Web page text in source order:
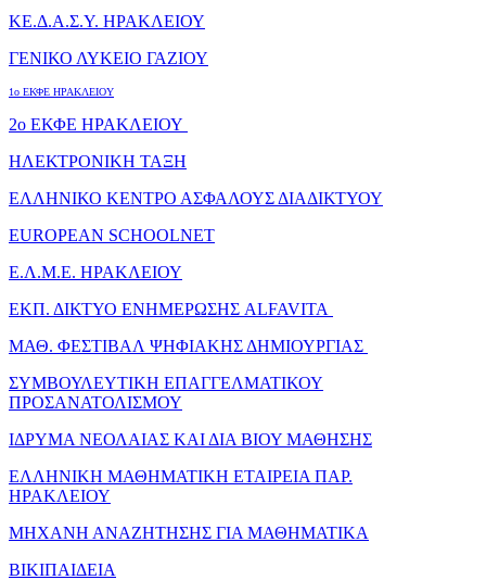
ΚΕ.Δ.Α.Σ.Υ. ΗΡΑΚΛΕΙΟΥ
ΓΕΝΙΚΟ ΛΥΚΕΙΟ ΓΑΖΙΟΥ
1o ΕΚΦΕ ΗΡΑΚΛΕΙΟΥ
2o ΕΚΦΕ ΗΡΑΚΛΕΙΟΥ
ΗΛΕΚΤΡΟΝΙΚΗ ΤΑΞΗ
ΕΛΛΗΝΙΚΟ ΚΕΝΤΡΟ ΑΣΦΑΛΟΥΣ ΔΙΑΔΙΚΤΥΟΥ
EUROPEAN SCHOOLNET
Ε.Λ.Μ.Ε. ΗΡΑΚΛΕΙΟΥ
ΕΚΠ. ΔΙΚΤΥΟ ΕΝΗΜΕΡΩΣΗΣ ALFAVITA
ΜΑΘ. ΦΕΣΤΙΒΑΛ ΨΗΦΙΑΚΗΣ ΔΗΜΙΟΥΡΓΙΑΣ
ΣΥΜΒΟΥΛΕΥΤΙΚΗ ΕΠΑΓΓΕΛΜΑΤΙΚΟΥ
ΠΡΟΣΑΝΑΤΟΛΙΣΜΟΥ
ΙΔΡΥΜΑ ΝΕΟΛΑΙΑΣ ΚΑΙ ΔΙΑ ΒΙΟΥ ΜΑΘΗΣΗΣ
ΕΛΛΗΝΙΚΗ ΜΑΘΗΜΑΤΙΚΗ ΕΤΑΙΡΕΙΑ ΠΑΡ.
ΗΡΑΚΛΕΙΟΥ
ΜΗΧΑΝΗ ΑΝΑΖΗΤΗΣΗΣ ΓΙΑ ΜΑΘΗΜΑΤΙΚΑ
ΒΙΚΙΠΑΙΔΕΙΑ